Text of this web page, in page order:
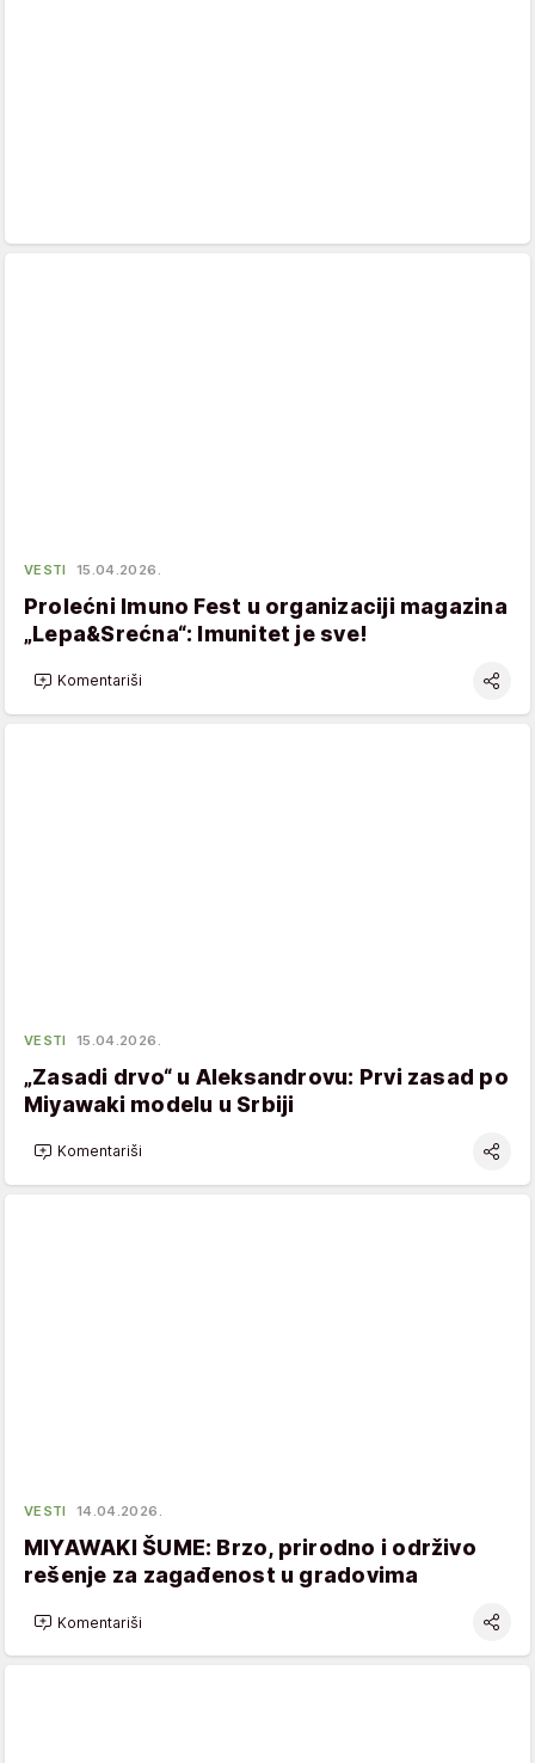
VESTI 15.04.2026.
Prolećni Imuno Fest u organizaciji magazina
„Lepa&Srećna“: Imunitet je sve!
Komentariši
VESTI 15.04.2026.
„Zasadi drvo“ u Aleksandrovu: Prvi zasad po
Miyawaki modelu u Srbiji
Komentariši
VESTI 14.04.2026.
MIYAWAKI ŠUME: Brzo, prirodno i održivo
rešenje za zagađenost u gradovima
Komentariši